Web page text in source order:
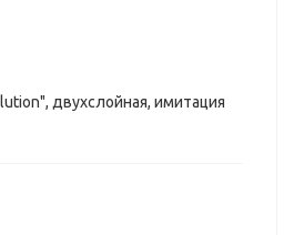
двухслойная, имитация